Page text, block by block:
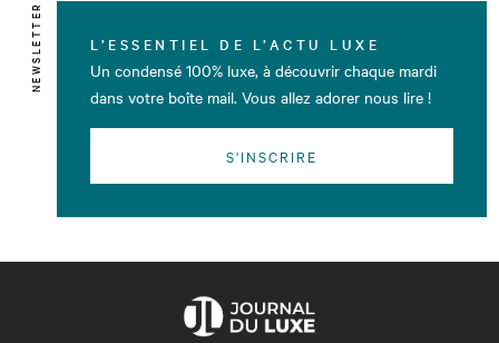
NEWSLETTER L’ESSENTIEL DE L’ACTU LUXE
Un condensé 100% luxe, à découvrir chaque mardi
dans votre boîte mail. Vous allez adorer nous lire !
S'INSCRIRE